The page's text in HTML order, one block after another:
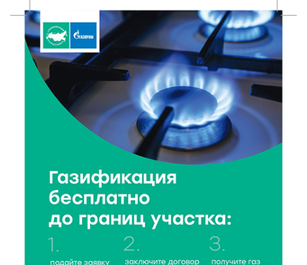
В Ржеве чествовали работников строительной
отрасли
7 Авг 2026 18:10 144
Зарядка со стражем порядка объединила детей в
«Чайке»
7 Авг 2026 18:02 345
В Нило-Столобенской пустыни началась
реставрация фасада исторической
Крестовоздвиженской церкви
7 Авг 2026 18:01 204
День арбуза отметили ребята в Андреапольском
Доме культуры